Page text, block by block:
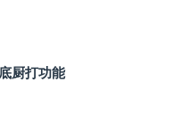
厨打功能